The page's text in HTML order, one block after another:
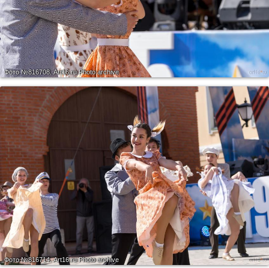
Фото №816708.Art16.ru Photo archive
Фото №816714.Art16.ru Photo archive